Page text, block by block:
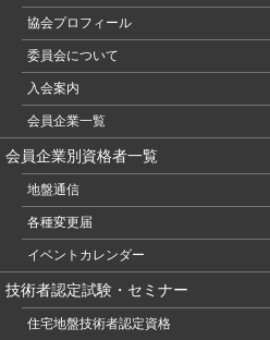
協会プロフィール
委員会について
入会案内
会員企業一覧
会員企業別資格者一覧
地盤通信
各種変更届
イベントカレンダー
技術者認定試験・セミナー
住宅地盤技術者認定資格
試験問題解説集(2012
申込用紙 請求受付中
試験問題解説集(2012年度問題) 発
中！●地盤通信206
© このホームページの著作権は、NPO 住宅地盤品質協
す。